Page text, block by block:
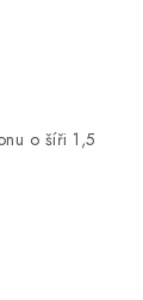
o šíři 1,5